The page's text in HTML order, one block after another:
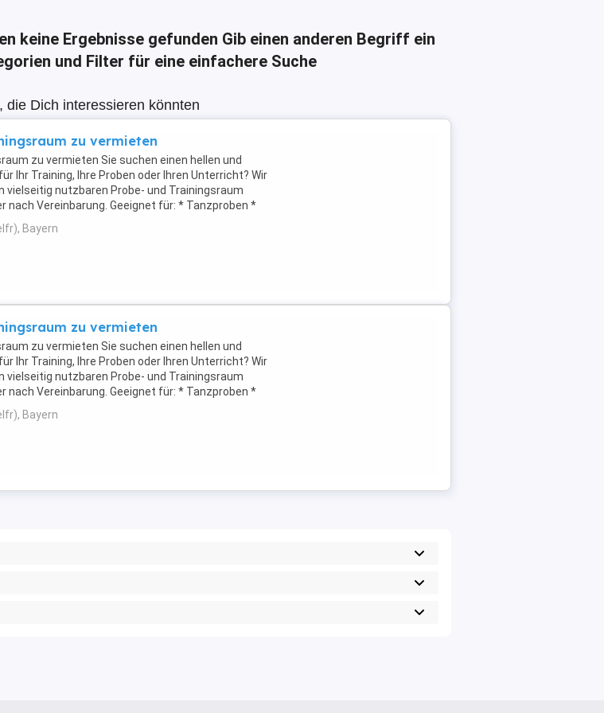
keine Ergebnisse gefunden Gib einen anderen Begriff ein
und Filter für eine einfachere Suche
die Dich interessieren könnten
zu vermieten
zu vermieten Sie suchen einen hellen und
Ihr Training, Ihre Proben oder Ihren Unterricht? Wir
vielseitig nutzbaren Probe- und Trainingsraum
nach Vereinbarung. Geeignet für: * Tanzproben *
Dance * ...
Bayern
zu vermieten
zu vermieten Sie suchen einen hellen und
Ihr Training, Ihre Proben oder Ihren Unterricht? Wir
vielseitig nutzbaren Probe- und Trainingsraum
nach Vereinbarung. Geeignet für: * Tanzproben *
Dance * ...
Bayern